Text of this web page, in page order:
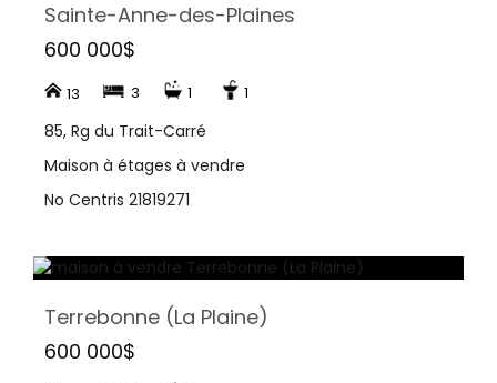
Sainte-Anne-des-Plaines
600 000$
13 3 1 1
85, Rg du Trait-Carré
Maison à étages à vendre
No Centris 21819271
Terrebonne (La Plaine)
600 000$